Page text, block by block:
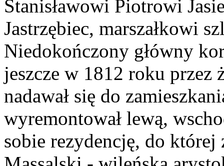
Stanisławowi Piotrowi
Jastrzębiec, marszałkowi
Niedokończony główny
jeszcze w 1812 roku przez
nadawał się do
wyremontował lewą,
sobie rezydencję, do której